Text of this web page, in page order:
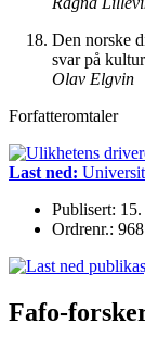
Den norske
svar på
Olav Elgvin
Forfatteromtaler
Last ned:
Publisert:
Ordrenr.: 968
Fafo-